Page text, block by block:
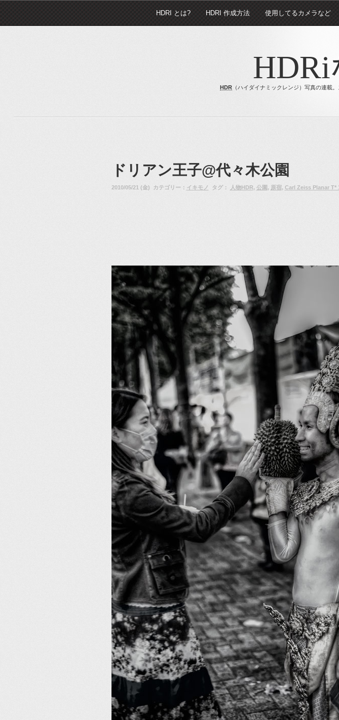
HDRI とは? HDRI 作成方法 使用してるカメラなど
HDR （ハイダイナミックレンジ）写真の連載
ドリアン王子@代々木公園
2010/05/21 (金) カテゴリー： イキモノ タグ： 人物HDR, 公園 , 原宿, Carl Zeiss Planar T*